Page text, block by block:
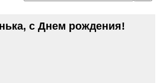
с Днем рождения!